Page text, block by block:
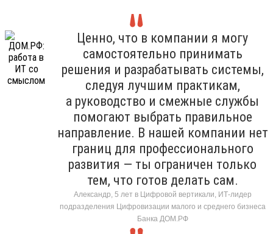
Ценно, что в компании я могу
самостоятельно принимать
решения и разрабатывать системы,
следуя лучшим практикам,
а руководство и смежные службы
помогают выбрать правильное
направление. В нашей компании нет
границ для профессионального
развития — ты ограничен только
тем, что готов делать сам.
Александр, 5 лет в Цифровой вертикали, ИТ-лидер
подразделения Цифровизации малого и среднего бизнеса
Банка ДОМ.РФ